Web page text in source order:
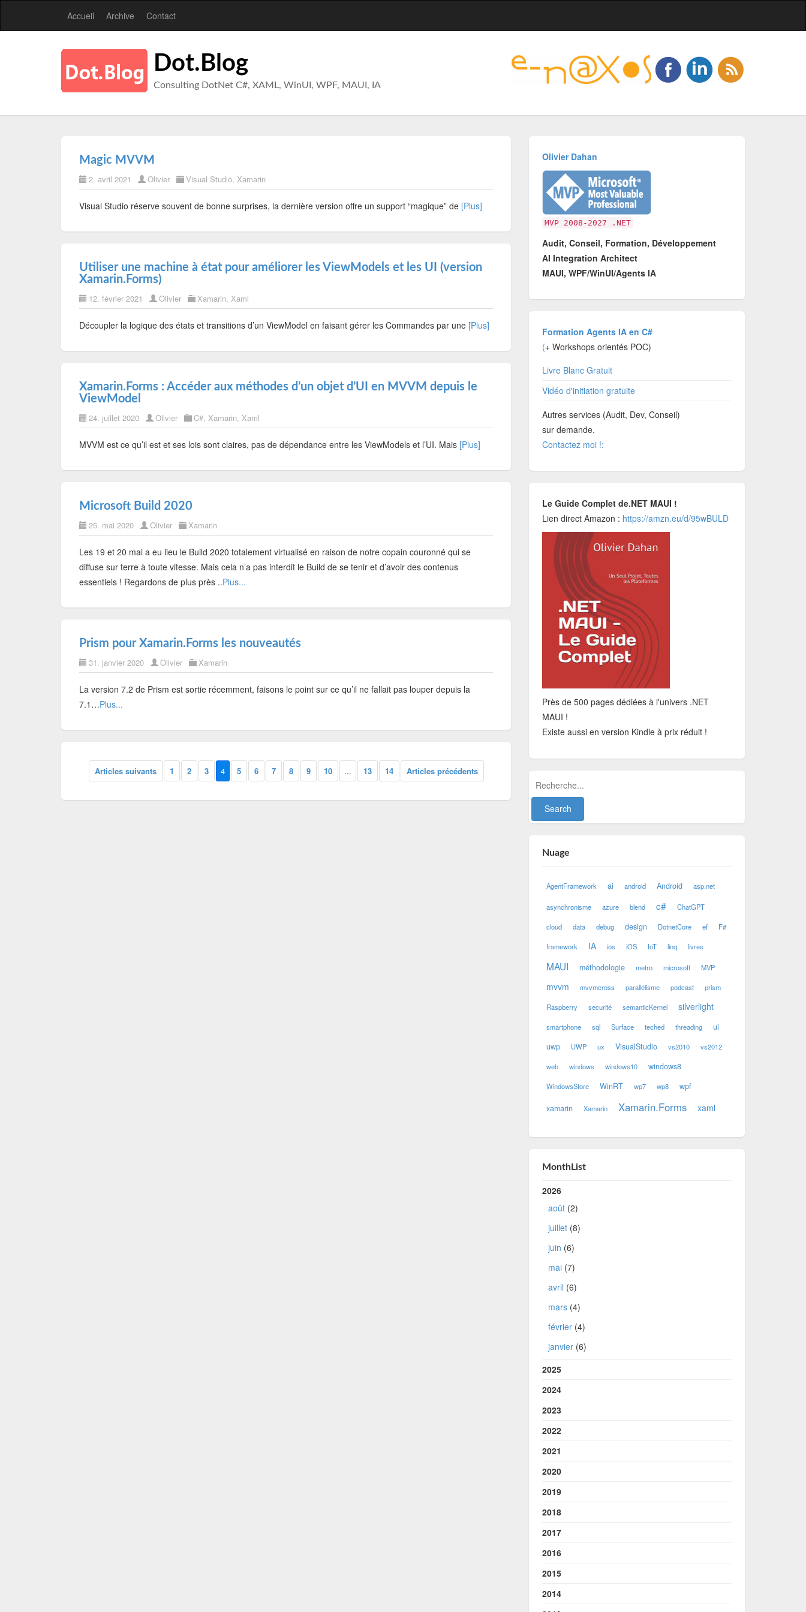
Accueil Archive Contact
Dot.Blog
Consulting DotNet C#, XAML, WinUI, WPF, MAUI, IA
Magic MVVM
2. avril 2021 Olivier Visual Studio, Xamarin
Visual Studio réserve souvent de bonne surprises, la dernière version offre un support “magique” de [Plus]
Utiliser une machine à état pour améliorer les ViewModels et les UI (version
Xamarin.Forms)
12. février 2021 Olivier Xamarin, Xaml
Découpler la logique des états et transitions d’un ViewModel en faisant gérer les Commandes par une [Plus]
Xamarin.Forms : Accéder aux méthodes d’un objet d’UI en MVVM depuis le
ViewModel
24. juillet 2020 Olivier C#, Xamarin, Xaml
MVVM est ce qu’il est et ses lois sont claires, pas de dépendance entre les ViewModels et l’UI. Mais [Plus]
Microsoft Build 2020
25. mai 2020 Olivier Xamarin
Les 19 et 20 mai a eu lieu le Build 2020 totalement virtualisé en raison de notre copain couronné qui se
diffuse sur terre à toute vitesse. Mais cela n’a pas interdit le Build de se tenir et d’avoir des contenus
essentiels ! Regardons de plus près ..Plus...
Prism pour Xamarin.Forms les nouveautés
31. janvier 2020 Olivier Xamarin
La version 7.2 de Prism est sortie récemment, faisons le point sur ce qu’il ne fallait pas louper depuis la
7.1…Plus...
Articles suivants 1 2 3 4 5 6 7 8 9 10 ... 13 14 Articles précédents
Olivier Dahan
MVP 2008-2027 .NET
Audit, Conseil, Formation, Développement
AI Integration Architect
MAUI, WPF/WinUI/Agents IA
Formation Agents IA en C#
(+ Workshops orientés POC)
Livre Blanc Gratuit
Vidéo d'initiation gratuite
Autres services (Audit, Dev, Conseil)
sur demande.
Contactez moi !:
Le Guide Complet de.NET MAUI !
Lien direct Amazon : https://amzn.eu/d/95wBULD
Près de 500 pages dédiées à l'univers .NET
MAUI !
Existe aussi en version Kindle à prix réduit !
Nuage
AgentFramework ai android Android asp.net
asynchronisme azure blend c# ChatGPT
cloud data debug design DotnetCore ef F#
framework IA ios iOS IoT linq livres
MAUI méthodologie metro microsoft MVP
mvvm mvvmcross parallélisme podcast prism
Raspberry securité semanticKernel silverlight
smartphone sql Surface teched threading
ui
uwp
UWP ux VisualStudio vs2010 vs2012
web windows windows10 windows8
WindowsStore WinRT wp7 wp8 wpf
xamarin Xamarin Xamarin.Forms xaml
MonthList
2026
août(2)
juillet(8)
juin (6)
mai(7)
avril (6)
mars(4)
février(4)
janvier(6)
2025
2024
2023
2022
2021
2020
2019
2018
2017
2016
2015
2014